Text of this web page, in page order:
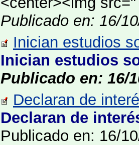
Publicado en: 16/
Inician estudios
Inician estudios
Publicado en: 16/
Declaran de
Declaran de
Publicado en: 16/